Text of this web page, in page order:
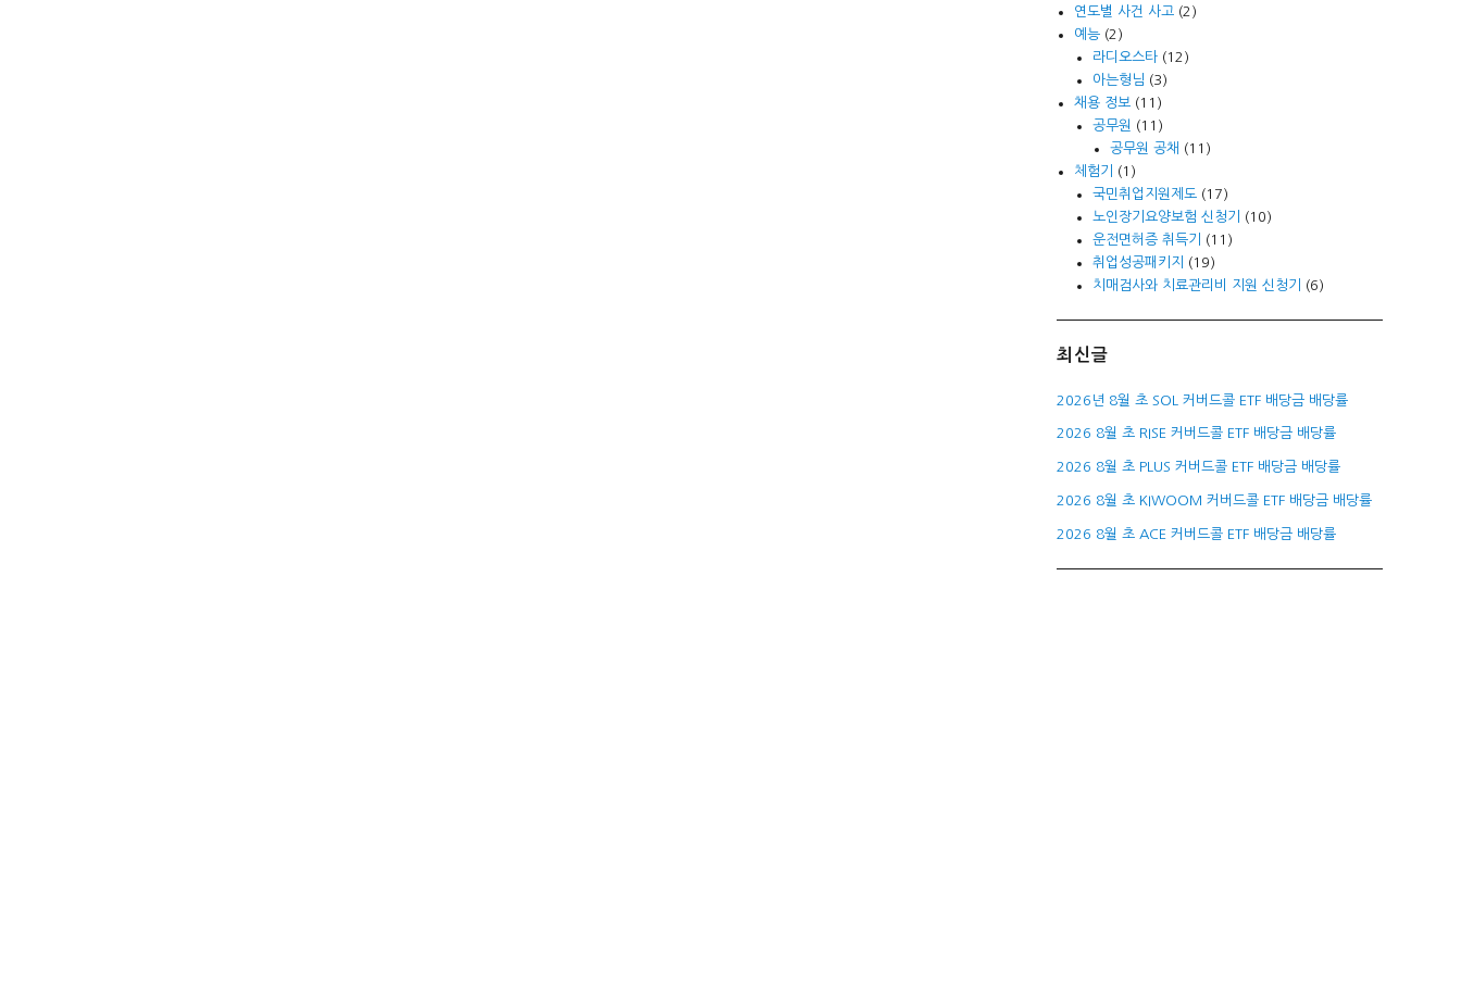
연도별 사건 사고 (2)
예능 (2)
라디오스타(12)
아는형님 (3)
채용 정보 (11)
공무원
(11)
공무원 공채 (11)
체험기
(1)
국민취업지원제도(17)
노인장기요양보험 신청기
(10)
운전면허증 취득기
(11)
취업성공패키지
(19)
치매검사와 치료관리비 지원 신청기
(6)
최신글
2026년 8월 초 SOL 커버드콜 ETF 배당금 배당률
2026 8월 초 RISE 커버드콜 ETF 배당금 배당률
2026 8월 초 PLUS 커버드콜 ETF 배당금 배당률
2026 8월 초 KIWOOM 커버드콜 ETF 배당금 배당률
2026 8월 초 ACE 커버드콜 ETF 배당금 배당률